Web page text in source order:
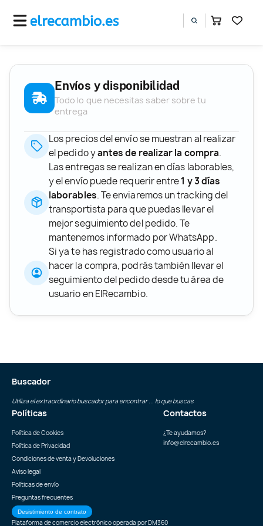
Envíos y disponibilidad
Todo lo que necesitas saber sobre tu
entrega
Los precios del envío se muestran al realizar
el pedido yantes de realizar la compra.
Las entregas se realizan en días laborables,
y el envío puede requerir entre1 y 3 días
laborables. Te enviaremos un tracking del
transportista para que puedas llevar el
mejor seguimiento del pedido. Te
mantenemos informado por WhatsApp.
Si ya te has registrado como usuario al
hacer la compra, podrás también llevar el
seguimiento del pedido desde tu área de
usuario en ElRecambio.
Buscador
Utiliza el extraordinario buscador para encontrar ... lo que buscas
Políticas
Política de Cookies
Política de Privacidad
Condiciones de venta y Devoluciones
Aviso legal
Políticas de envío
Preguntas frecuentes
Desistimiento de contrato
Contactos
¿Te ayudamos?
info@elrecambio.es
Plataforma de comercio electrónico operada porDM360